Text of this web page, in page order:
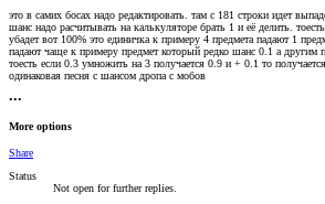
это в самих босах надо редактировать. там с 181 строки идет
шанс надо расчитывать на калькуляторе брать 1 и её делить.
убадет вот 100% это единичка к примеру 4 предмета падают 1
падают чаще к примеру предмет который редко шанс 0.1 а другим
тоесть если 0.3 умножить на 3 получается 0.9 и + 0.1 то
одинаковая песня с шансом дропа с мобов
•••
More options
Share
Status
Not open for further replies.